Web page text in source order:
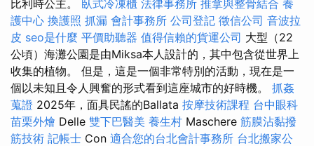
比利時公主。 臥式冷凍櫃 法律事務所 推拿與整骨結合 養
護中心 換護照 抓漏 會計事務所 公司登記 徵信公司 音波拉
皮 seo是什麼 平價助聽器 值得信賴的貨運公司 大型（22
公頃）海灘公園是由Miksa本人設計的，其中包含從世界上
收集的植物。 但是，這是一個非常特別的活動，現在是一
個以未知且令人興奮的形式看到這座城市的好時機。 抓姦
蒐證 2025年，面具民謠的Ballata 按摩技術課程 台中眼科
苗栗外燴 Delle 雙下巴醫美 養生村 Maschere 筋膜沾黏撥
筋技術 記帳士 Con 適合您的台北會計事務所 台北搬家公